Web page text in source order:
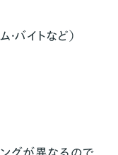
バイトなど）